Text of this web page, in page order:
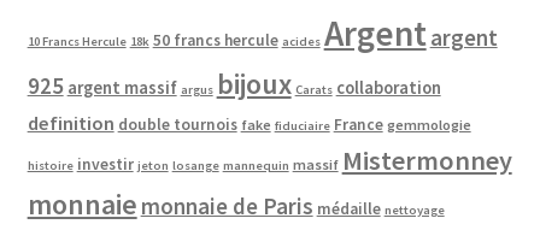
10 Francs Hercule 18k 50 francs hercule acides Argentargent
925 argent massif argus bijoux Carats collaboration
definition double tournois fake fiduciaire France gemmologie
histoire investir jeton losange mannequin massif Mistermonney
monnaie monnaie de Paris médaille nettoyage